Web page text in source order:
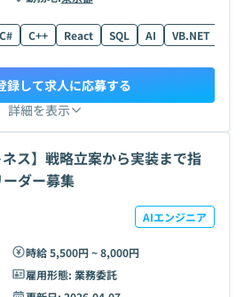
C# C++ React SQL AI VB.NET
詳細を表示
録して求人に応募する
ス】戦略立案から実装まで指
ダー募集
AIエンジニア
時給 5,500円 ~ 8,000円
雇用形態: 業務委託